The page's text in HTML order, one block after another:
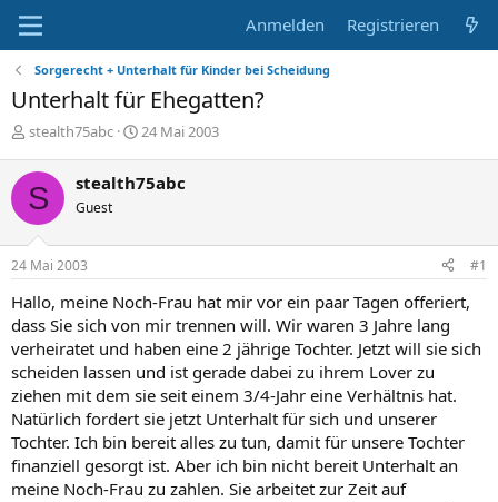
Anmelden Registrieren
Sorgerecht + Unterhalt für Kinder bei Scheidung
Unterhalt für Ehegatten?
E
s
t
e
l
l
e
stealth75abc
E
t
l
m
24 Mai 2003
S stealth75abc
Guest
24 Mai 2003 #1
Hallo, meine Noch-Frau hat mir vor ein paar Tagen offeriert,
dass Sie sich von mir trennen will. Wir waren 3 Jahre lang
verheiratet und haben eine 2 jährige Tochter. Jetzt will sie sich
scheiden lassen und ist gerade dabei zu ihrem Lover zu
ziehen mit dem sie seit einem 3/4-Jahr eine Verhältnis hat.
Natürlich fordert sie jetzt Unterhalt für sich und unserer
Tochter. Ich bin bereit alles zu tun, damit für unsere Tochter
finanziell gesorgt ist. Aber ich bin nicht bereit Unterhalt an
meine Noch-Frau zu zahlen. Sie arbeitet zur Zeit auf